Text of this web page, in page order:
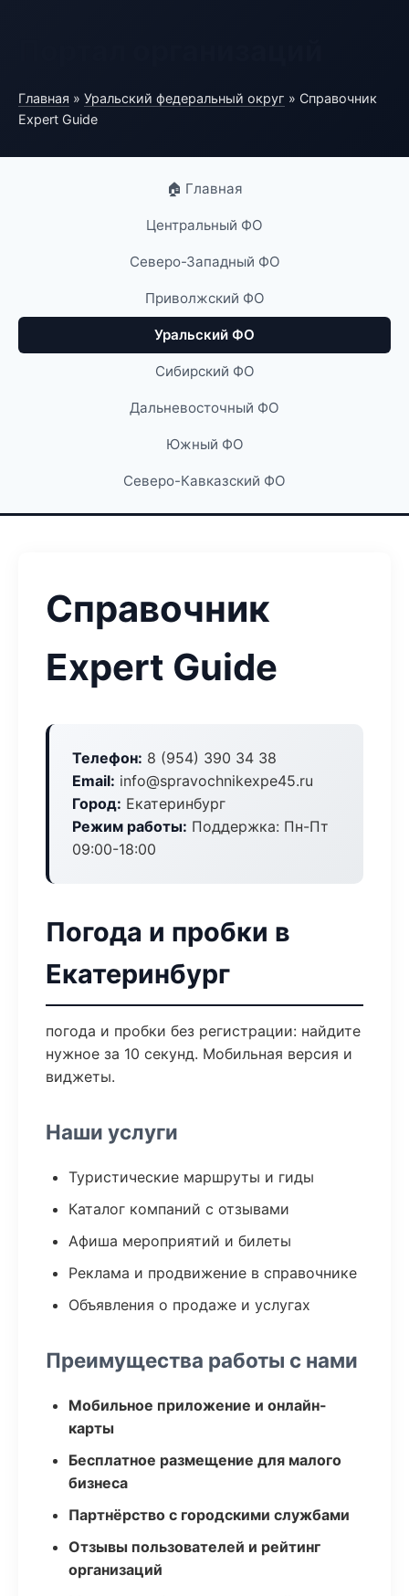
Главная » Уральский федеральный округ » Справочник
Expert Guide
🏠 Главная
Центральный ФО
Северо-Западный ФО
Приволжский ФО
Уральский ФО
Сибирский ФО
Дальневосточный ФО
Южный ФО
Северо-Кавказский ФО
Справочник
Expert Guide
Телефон: 8 (954) 390 34 38
Email: info@spravochnikexpe45.ru
Город: Екатеринбург
Режим работы: Поддержка: Пн-Пт
09:00-18:00
Погода и пробки в
Екатеринбург
погода и пробки без регистрации: найдите
нужное за 10 секунд. Мобильная версия и
виджеты.
Наши услуги
Туристические маршруты и гиды
Каталог компаний с отзывами
Афиша мероприятий и билеты
Реклама и продвижение в справочнике
Объявления о продаже и услугах
Преимущества работы с нами
Мобильное приложение и онлайн-
карты
Бесплатное размещение для малого
бизнеса
Партнёрство с городскими службами
Отзывы пользователей и рейтинг
организаций